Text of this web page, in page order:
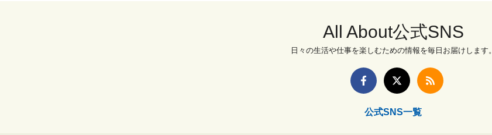
All About公式SNS
日々の生活や仕事を楽しむための情報を毎日お届けします。
公式SNS一覧